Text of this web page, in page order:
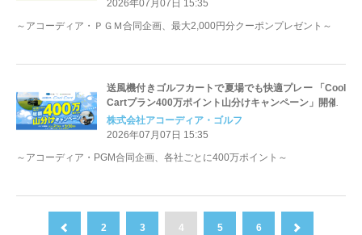
2026年07月07日 15:35
～アコーディア・ＰＧＭ合同企画、最大2,000円分クーポンプレゼント～
送風機付きゴルフカートで夏場でも快適プレー 「Cool
Cartプラン400万ポイント山分けキャンペーン」開催
株式会社アコーディア・ゴルフ
2026年07月07日 15:35
～アコーディア・PGM合同企画、各社ごとに400万ポイント～
2 3 4 5 6